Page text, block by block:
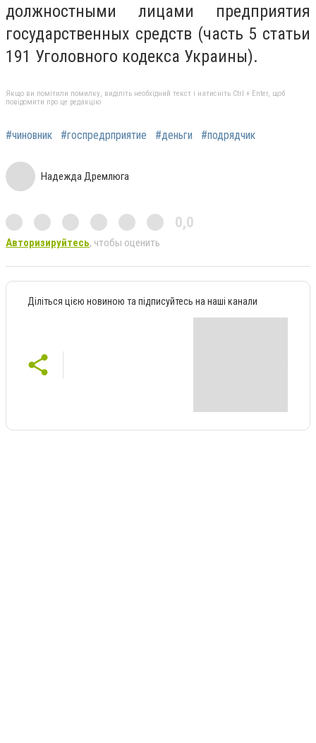
должностными лицами предприятия
государственных средств (часть 5 статьи
191 Уголовного кодекса Украины).
Якщо ви помітили помилку, виділіть необхідний текст і натисніть Ctrl + Enter, щоб
повідомити про це редакцію
#чиновник #госпредрприятие #деньги #подрядчик
Надежда Дремлюга
0,0
Авторизируйтесь, чтобы оценить
Діліться цією новиною та підписуйтесь на наші канали